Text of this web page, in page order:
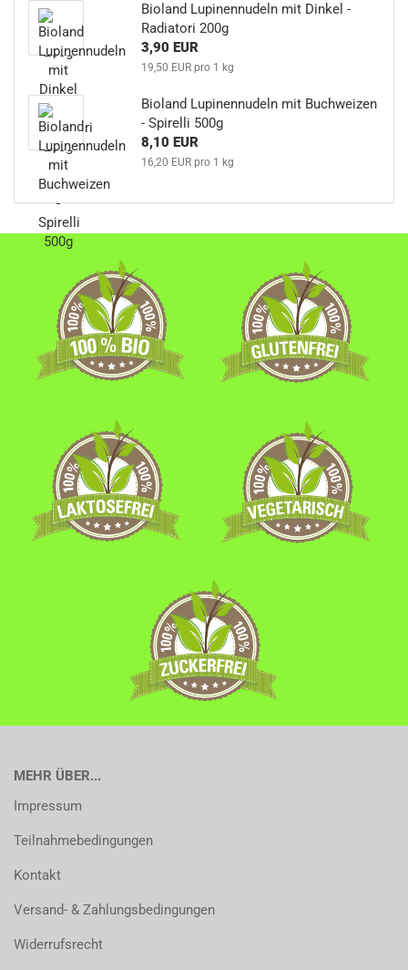
Bioland Lupinennudeln mit Dinkel -
Radiatori 200g
3,90 EUR
19,50 EUR pro 1 kg
Bioland Lupinennudeln mit Buchweizen
- Spirelli 500g
8,10 EUR
16,20 EUR pro 1 kg
MEHR ÜBER...
Impressum
Teilnahmebedingungen
Kontakt
Versand- & Zahlungsbedingungen
Widerrufsrecht